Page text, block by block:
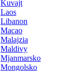
Kuvajt
Laos
Libanon
Macao
Malajzia
Maldivy
Mjanmarsko
Mongolsko